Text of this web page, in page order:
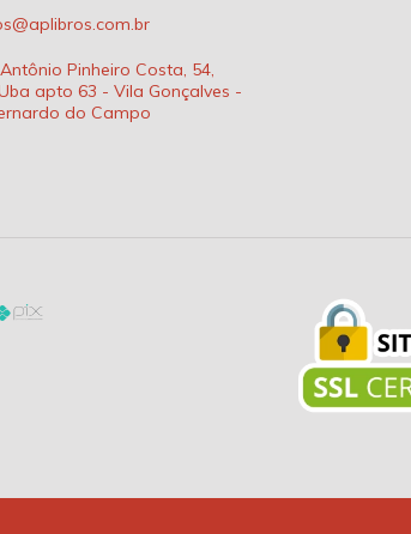
Pinheiro Costa, 54,
apto 63 - Vila Gonçalves -
do Campo